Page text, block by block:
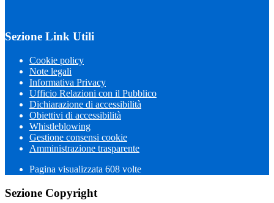
Sezione Link Utili
Cookie policy
Note legali
Informativa Privacy
Ufficio Relazioni con il Pubblico
Dichiarazione di accessibilità
Obiettivi di accessibilità
Whistleblowing
Gestione consensi cookie
Amministrazione trasparente
Pagina visualizzata 608 volte
Sezione Copyright